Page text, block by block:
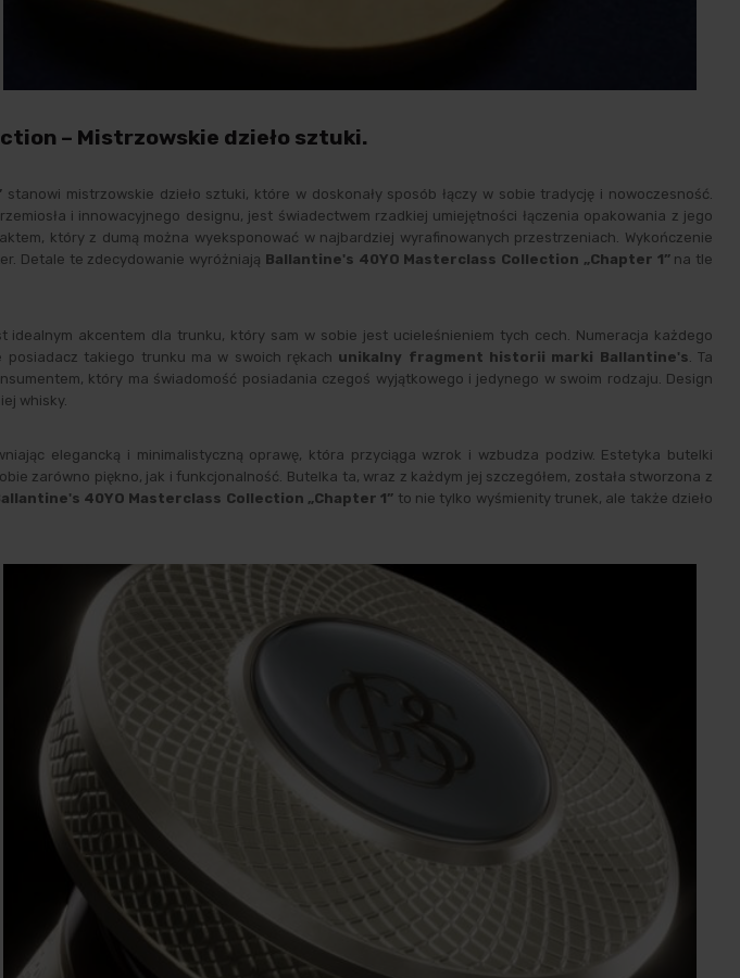
– Mistrzowskie dzieło sztuki.
stanowi mistrzowskie dzieło sztuki, które w doskonały sposób łączy w sobie tradycję i nowoczesność.
i innowacyjnego designu, jest świadectwem rzadkiej umiejętności łączenia opakowania z jego
który z dumą można wyeksponować w najbardziej wyrafinowanych przestrzeniach. Wykończenie
Detale te zdecydowanie wyróżniają Ballantine's 40YO Masterclass Collection „Chapter 1”na tle
idealnym akcentem dla trunku, który sam w sobie jest ucieleśnieniem tych cech. Numeracja każdego
posiadacz takiego trunku ma w swoich rękach unikalny fragment historii marki Ballantine's . Ta
który ma świadomość posiadania czegoś wyjątkowego i jedynego w swoim rodzaju. Design
whisky.
elegancką i minimalistyczną oprawę, która przyciąga wzrok i wzbudza podziw. Estetyka butelki
zarówno piękno, jak i funkcjonalność. Butelka ta, wraz z każdym jej szczegółem, została stworzona z
40YO Masterclass Collection „Chapter 1” to nie tylko wyśmienity trunek, ale także dzieło